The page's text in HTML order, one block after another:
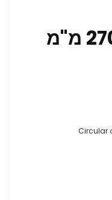
Circular